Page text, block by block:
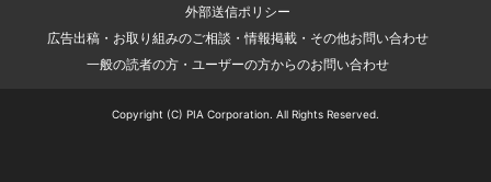
外部送信ポリシー
広告出稿・お取り組みのご相談・情報掲載・その他お問い合わせ
一般の読者の方・ユーザーの方からのお問い合わせ
Copyright (C) PIA Corporation. All Rights Reserved.